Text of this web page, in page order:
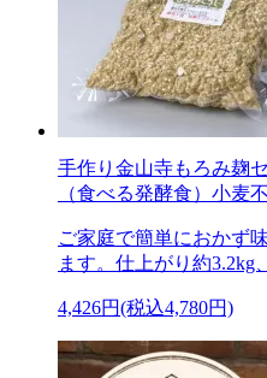
手作り金山寺もろみ麹
（食べる発酵食）小麦
ご家庭で簡単におかず
ます。仕上がり約3.2kg
4,426円(税込4,780円)